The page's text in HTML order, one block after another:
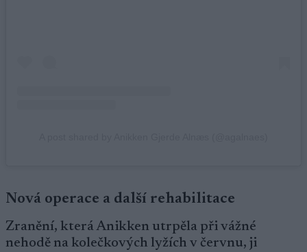
Nová operace a další rehabilitace
Zranění, která Anikken utrpěla při vážné
nehodě na kolečkových lyžích v červnu, ji